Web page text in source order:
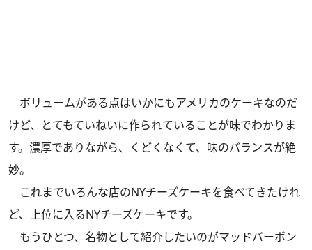
ボリュームがある点はいかにもアメリカのケーキなのだ
けど、とてもていねいに作られていることが味でわかりま
す。濃厚でありながら、くどくなくて、味のバランスが絶
妙。
これまでいろんな店のNYチーズケーキを食べてきたけれ
ど、上位に入るNYチーズケーキです。
もうひとつ、名物として紹介したいのがマッドバーボン